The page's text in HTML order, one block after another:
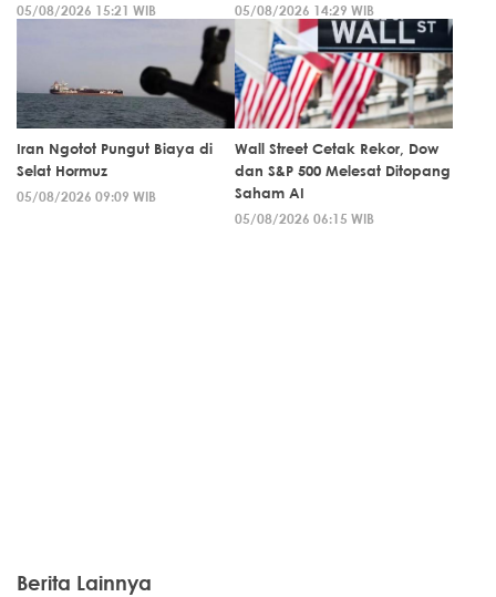
05/08/2026 15:21 WIB
05/08/2026 14:29 WIB
Iran Ngotot Pungut Biaya di
Selat Hormuz
05/08/2026 09:09 WIB
Wall Street Cetak Rekor, Dow
dan S&P 500 Melesat Ditopang
Saham AI
05/08/2026 06:15 WIB
Berita Lainnya